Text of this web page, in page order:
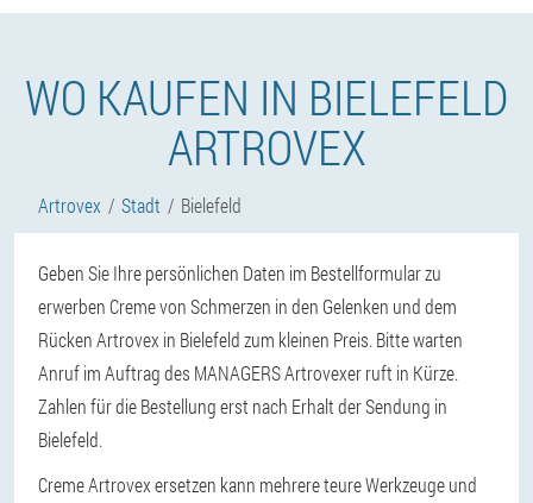
WO KAUFEN IN BIELEFELD
ARTROVEX
Artrovex Stadt Bielefeld
Geben Sie Ihre persönlichen Daten im Bestellformular zu
erwerben Creme von Schmerzen in den Gelenken und dem
Rücken Artrovex in Bielefeld zum kleinen Preis. Bitte warten
Anruf im Auftrag des MANAGERS Artrovexer ruft in Kürze.
Zahlen für die Bestellung erst nach Erhalt der Sendung in
Bielefeld.
Creme Artrovex ersetzen kann mehrere teure Werkzeuge und